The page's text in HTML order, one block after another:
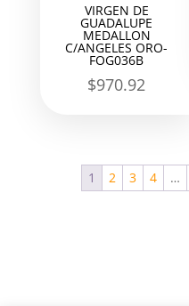
VIRGEN DE
GUADALUPE
MEDALLON
C/ANGELES ORO-
FOG036B
$970.92
1 2 3 4 …